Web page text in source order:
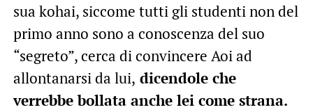
sua kohai, siccome tutti gli studenti non del
primo anno sono a conoscenza del suo
“segreto”, cerca di convincere Aoi ad
allontanarsi da lui, dicendole che
verrebbe bollata anche lei come strana.